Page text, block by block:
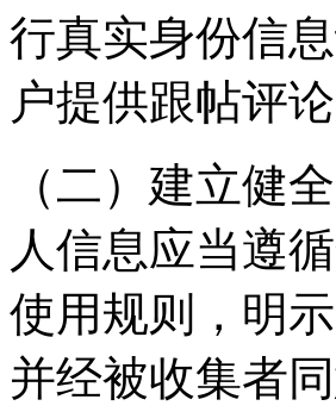
行真实身份信
户提供跟帖评论
（二）建立健
人信息应当遵
使用规则，明
并经被收集者同